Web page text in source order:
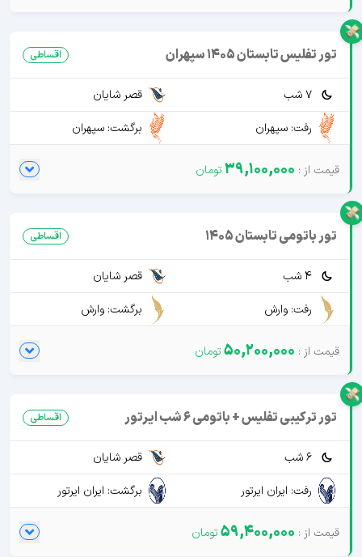
تور تفلیس تابستان 1405 سپهران اقساطی
7 شب
قصر شایان
رفت: سپهران
برگشت: سپهران
39,100,000
تور باتومی تابستان 1405 اقساطی
4 شب
قصر شایان
رفت: وارش
برگشت: وارش
50,200,000
تور ترکیبی تفلیس + باتومی 6 شب ایرتور اقساطی
6 شب
قصر شایان
رفت: ایران ایرتور
برگشت: ایران ایرتور
59,400,000